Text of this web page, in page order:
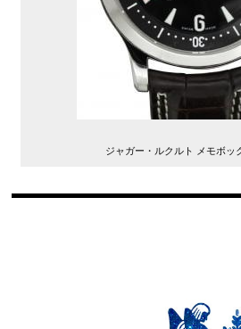
ジャガー・ルクルト メモボッ